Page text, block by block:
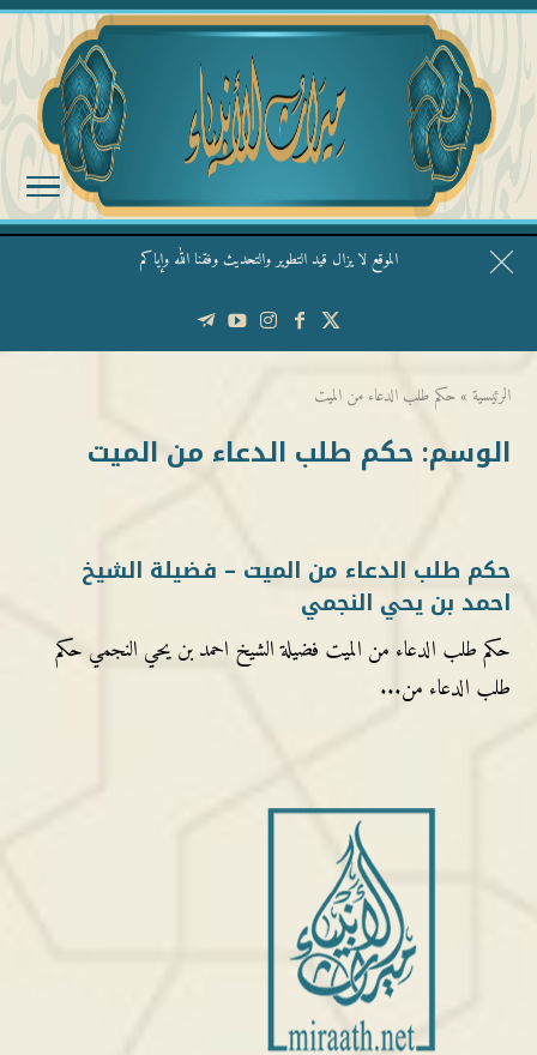
الموقع لا يزال قيد التطوير والتحديث وفقنا الله وإياكم
قال الشيخ ربيع وفقه الله: نحن ليس عندنا تقديس الأشخاص
الرئيسية » حكم طلب الدعاء من الميت
الوسم: حكم طلب الدعاء من الميت
حكم طلب الدعاء من الميت – فضيلة الشيخ
احمد بن يحي النجمي
حكم طلب الدعاء من الميت فضيلة الشيخ احمد بن يحي النجمي حكم
طلب الدعاء من...